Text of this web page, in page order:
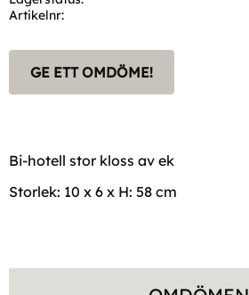
Artikelnr
GE ETT OMDÖME!
Bi-hotell stor kloss av ek
Storlek: 10 x 6 x H: 58 cm